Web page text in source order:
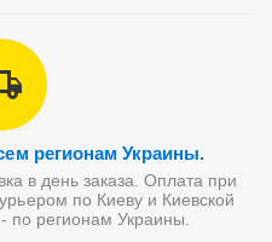
регионам Украины.
в день заказа. Оплата при
по Киеву и Киевской
по регионам Украины.